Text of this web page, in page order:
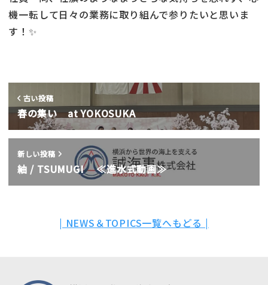
機一転して日々の業務に取り組んで参りたいと思いま
す！✨
古い投稿
春の集い at YOKOSUKA
新しい投稿
紬 / TSUMUGI ≪進水式動画≫
| NEWS＆TOPICS一覧へもどる |